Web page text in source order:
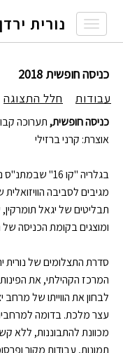
Toggle
navigation
נורית ירדן
כניסה חופשית 2018
עבודות חלל התצוגה
כניסה חופשית,
אוצרת: קרני ברזילי
בגלריה "קו
מגיבים לסביבה
תבליטים של יגאל
ומוצגים בקומת הכניסה
המרכז הקהילתי, את הפינות
לבחון את הווייתו של מרחב
עצר מלכת. בדומה
מכוונת להתבוננות, ללא
תמונות, עבודות מקור